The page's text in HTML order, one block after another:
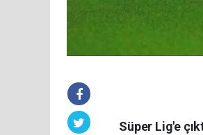
Süper Lig'e